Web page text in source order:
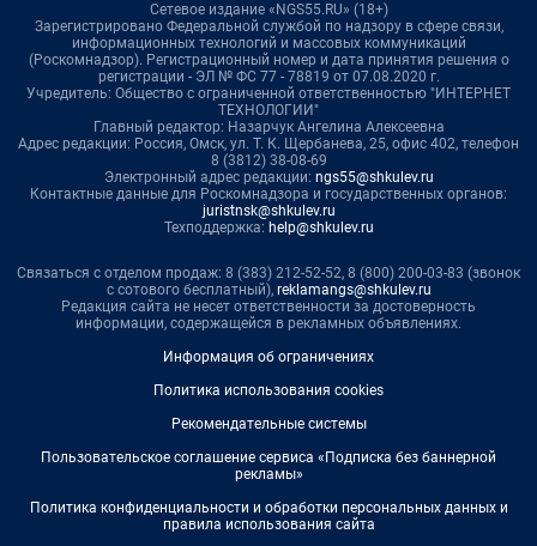
Сетевое издание «NGS55.RU» (18+)
Зарегистрировано Федеральной службой по надзору в сфере связи,
информационных технологий и массовых коммуникаций
(Роскомнадзор). Регистрационный номер и дата принятия решения о
регистрации - ЭЛ № ФС 77 - 78819 от 07.08.2020 г.
Учредитель: Общество с ограниченной ответственностью "ИНТЕРНЕТ
ТЕХНОЛОГИИ"
Главный редактор: Назарчук Ангелина Алексеевна
Адрес редакции: Россия, Омск, ул. Т. К. Щербанева, 25, офис 402, телефон
8 (3812) 38-08-69
Электронный адрес редакции: ngs55@shkulev.ru
Контактные данные для Роскомнадзора и государственных органов:
juristnsk@shkulev.ru
Техподдержка: help@shkulev.ru
Связаться с отделом продаж: 8 (383) 212-52-52, 8 (800) 200-03-83 (звонок
с сотового бесплатный), reklamangs@shkulev.ru
Редакция сайта не несет ответственности за достоверность
информации, содержащейся в рекламных объявлениях.
Информация об ограничениях
Политика использования cookies
Рекомендательные системы
Пользовательское соглашение сервиса «Подписка без баннерной
рекламы»
Политика конфиденциальности и обработки персональных данных и
правила использования сайта